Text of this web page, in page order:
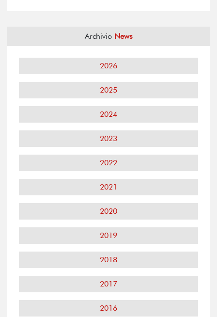
Archivio News
2026
2025
2024
2023
2022
2021
2020
2019
2018
2017
2016